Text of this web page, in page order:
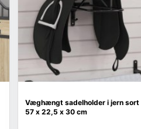
Væghængt sadelholder i jern sort
57 x 22,5 x 30 cm